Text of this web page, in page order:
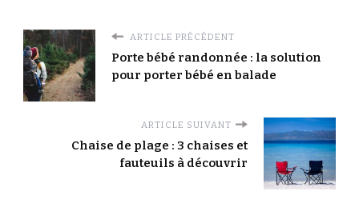
ARTICLE PRÉCÉDENT
Porte bébé randonnée : la solution
pour porter bébé en balade
ARTICLE SUIVANT
Chaise de plage : 3 chaises et
fauteuils à découvrir